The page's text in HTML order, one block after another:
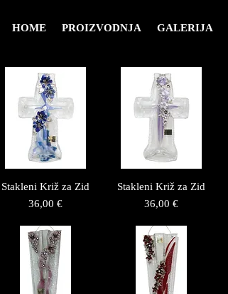
HOME PROIZVODNJA GALERIJA
Stakleni Križ za Zid
Price
36,00 €
Stakleni Križ za Zid
Price
36,00 €